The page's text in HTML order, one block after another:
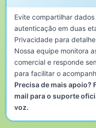
Evite compartilhar
autenticação em duas
Privacidade para
Nossa equipe monitora
comercial e responde
para facilitar o
Precisa de mais apoio?
mail para o suporte
voz.